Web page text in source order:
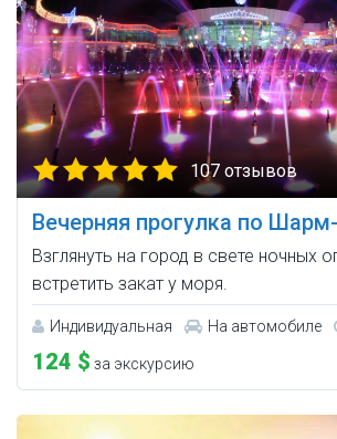
107 отзывов
Вечерняя прогулка по
Взглянуть на город в свете ночных
встретить закат у моря.
Индивидуальная На автомобиле
124 $ за экскурсию